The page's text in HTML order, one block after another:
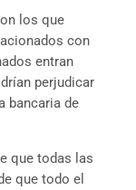
los que
con
entran
perjudicar
bancaria de
que todas las
que todo el